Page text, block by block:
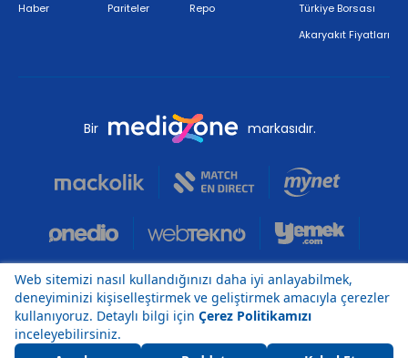
Haber
Pariteler
Repo
Türkiye Borsası
Akaryakıt Fiyatları
Bir markasıdır.